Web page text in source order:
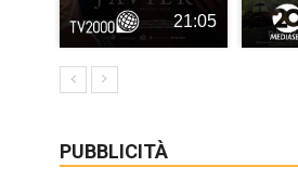
21:05
PUBBLICITÀ